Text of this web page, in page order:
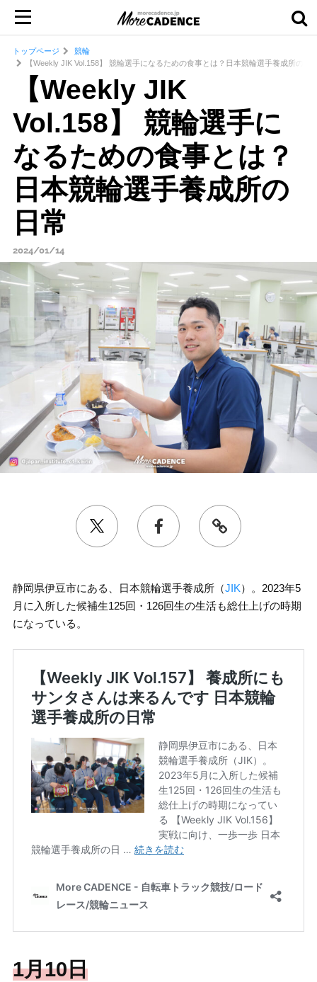
トップページ
競輪
【Weekly JIK Vol.158】 競輪選手になるための食事とは？日本競輪選手養成所の日
【Weekly JIK
Vol.158】 競輪選手に
なるための食事とは？
日本競輪選手養成所の
日常
2024/01/14
静岡県伊豆市にある、日本競輪選手養成所（JIK）。2023年5
月に入所した候補生125回・126回生の生活も総仕上げの時期
になっている。
1月10日